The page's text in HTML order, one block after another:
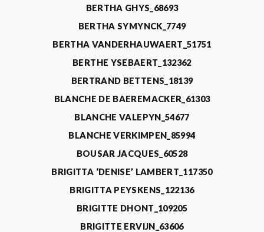
BERTHA GHYS_68693
BERTHA SYMYNCK_7749
BERTHA VANDERHAUWAERT_51751
BERTHE YSEBAERT_132362
BERTRAND BETTENS_18139
BLANCHE DE BAEREMACKER_61303
BLANCHE VALEPYN_54677
BLANCHE VERKIMPEN_85994
BOUSAR JACQUES_60528
BRIGITTA ‘DENISE’ LAMBERT_117350
BRIGITTA PEYSKENS_122136
BRIGITTE DHONT_109205
BRIGITTE ERVIJN_63606